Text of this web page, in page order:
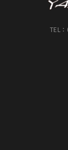
TEL：